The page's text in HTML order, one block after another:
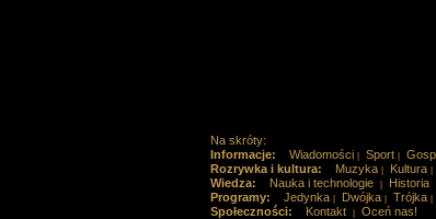
Na skróty:
Informacje:
Wiadomości Sport
Rozrywka i kultura:
Muzyka Kultura
Wiedza:
Nauka i technologie Historia
Programy:
Jedynka Dwójka Trójka
Społeczności:
Kontakt Oceń nas!